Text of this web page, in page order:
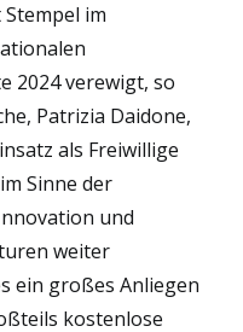
im
2024 verewigt, so
Patrizia Daidone,
als Freiwillige
Sinne der
und
weiter
ein großes Anliegen
kostenlose